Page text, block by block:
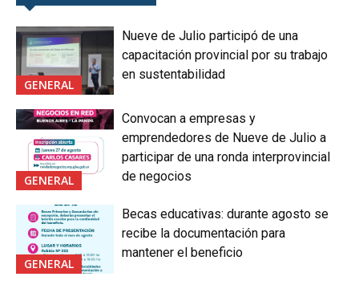
GENERAL
Nueve de Julio participó de una
capacitación provincial por su trabajo
en sustentabilidad
GENERAL
Convocan a empresas y
emprendedores de Nueve de Julio a
participar de una ronda interprovincial
de negocios
GENERAL
Becas educativas: durante agosto se
recibe la documentación para
mantener el beneficio